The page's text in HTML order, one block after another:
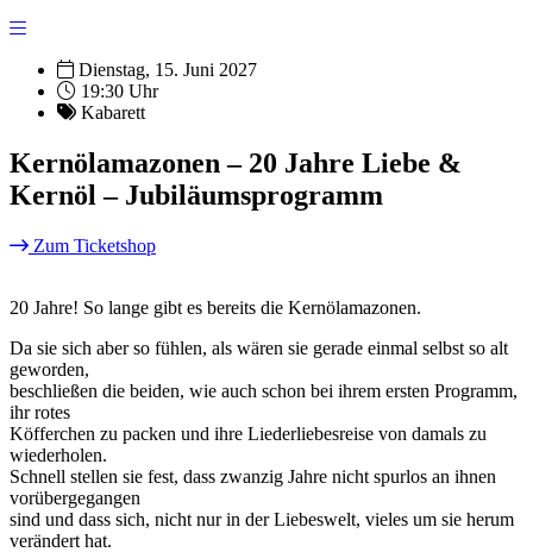
Dienstag, 15. Juni 2027
19:30 Uhr
Kabarett
Kernölamazonen – 20 Jahre Liebe &
Kernöl – Jubiläumsprogramm
Zum Ticketshop
20 Jahre! So lange gibt es bereits die Kernölamazonen.
Da sie sich aber so fühlen, als wären sie gerade einmal selbst so alt
geworden,
beschließen die beiden, wie auch schon bei ihrem ersten Programm,
ihr rotes
Köfferchen zu packen und ihre Liederliebesreise von damals zu
wiederholen.
Schnell stellen sie fest, dass zwanzig Jahre nicht spurlos an ihnen
vorübergegangen
sind und dass sich, nicht nur in der Liebeswelt, vieles um sie herum
verändert hat.